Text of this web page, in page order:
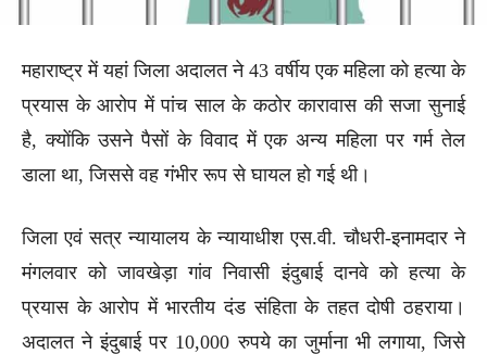
महाराष्ट्र में यहां जिला अदालत ने 43 वर्षीय एक महिला को हत्या के
प्रयास के आरोप में पांच साल के कठोर कारावास की सजा सुनाई
है, क्योंकि उसने पैसों के विवाद में एक अन्य महिला पर गर्म तेल
डाला था, जिससे वह गंभीर रूप से घायल हो गई थी।
जिला एवं सत्र न्यायालय के न्यायाधीश एस.वी. चौधरी-इनामदार ने
मंगलवार को जावखेड़ा गांव निवासी इंदुबाई दानवे को हत्या के
प्रयास के आरोप में भारतीय दंड संहिता के तहत दोषी ठहराया।
अदालत ने इंदुबाई पर 10,000 रुपये का जुर्माना भी लगाया, जिसे